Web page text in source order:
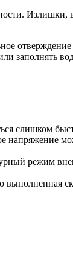
отверждение
заполнять
слишком
напряжение
режим
выполненная